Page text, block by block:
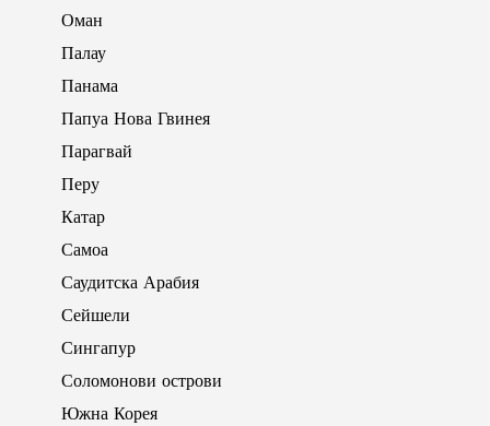
Оман
Палау
Панама
Папуа Нова Гвинея
Парагвай
Перу
Катар
Самоа
Саудитска Арабия
Сейшели
Сингапур
Соломонови острови
Южна Корея